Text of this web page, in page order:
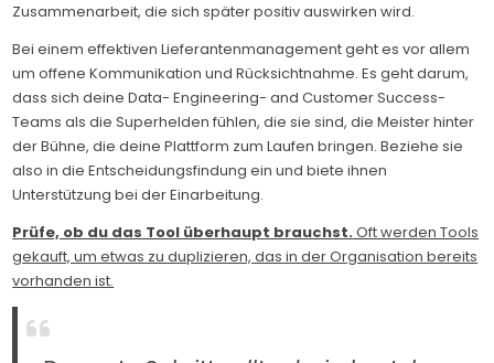
Zusammenarbeit, die sich später positiv auswirken wird.
Bei einem effektiven Lieferantenmanagement geht es vor allem
um offene Kommunikation und Rücksichtnahme. Es geht darum,
dass sich deine Data- Engineering- and Customer Success-
Teams als die Superhelden fühlen, die sie sind, die Meister hinter
der Bühne, die deine Plattform zum Laufen bringen. Beziehe sie
also in die Entscheidungsfindung ein und biete ihnen
Unterstützung bei der Einarbeitung.
Prüfe, ob du das Tool überhaupt brauchst.Oft werden Tools
gekauft, um etwas zu duplizieren, das in der Organisation bereits
vorhanden ist.